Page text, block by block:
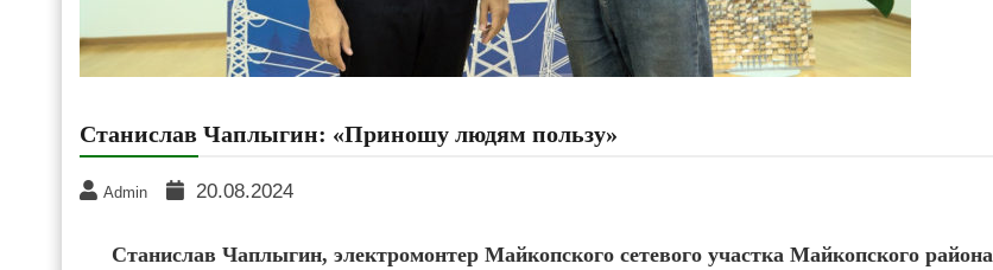
Станислав Чаплыгин: «Приношу людям пользу»
Admin 20.08.2024
Станислав Чаплыгин, электромонтер Майкопского сетевого участка Майкопского района